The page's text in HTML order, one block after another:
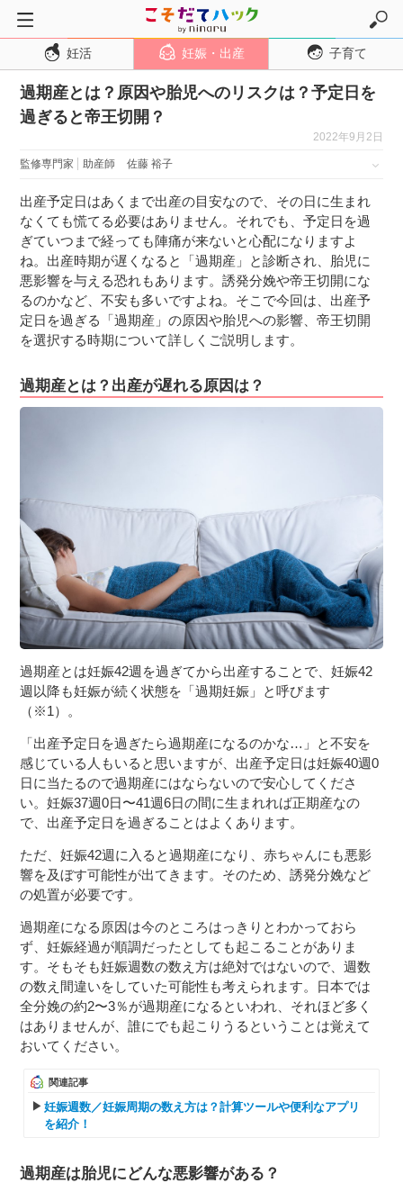
トップページ
妊活
妊娠・出産
妊娠中期
妊娠後期
出産
子育て・育児
０歳児
２歳児
妊活 妊娠・出産 子育て
過期産とは？原因や胎児へのリスクは？予定日を
過ぎると帝王切開？
2022年9月2日
監修専門家 助産師 佐藤 裕子
出産予定日はあくまで出産の目安なので、その日に生まれ
なくても慌てる必要はありません。それでも、予定日を過
ぎていつまで経っても陣痛が来ないと心配になりますよ
ね。出産時期が遅くなると「過期産」と診断され、胎児に
悪影響を与える恐れもあります。誘発分娩や帝王切開にな
るのかなど、不安も多いですよね。そこで今回は、出産予
定日を過ぎる「過期産」の原因や胎児への影響、帝王切開
を選択する時期について詳しくご説明します。
過期産とは？出産が遅れる原因は？
過期産とは妊娠42週を過ぎてから出産することで、妊娠42
週以降も妊娠が続く状態を「過期妊娠」と呼びます
（※1）。
「出産予定日を過ぎたら過期産になるのかな…」と不安を
感じている人もいると思いますが、出産予定日は妊娠40週0
日に当たるので過期産にはならないので安心してくださ
い。妊娠37週0日〜41週6日の間に生まれれば正期産なの
で、出産予定日を過ぎることはよくあります。
ただ、妊娠42週に入ると過期産になり、赤ちゃんにも悪影
響を及ぼす可能性が出てきます。そのため、誘発分娩など
の処置が必要です。
過期産になる原因は今のところはっきりとわかっておら
ず、妊娠経過が順調だったとしても起こることがありま
す。そもそも妊娠週数の数え方は絶対ではないので、週数
の数え間違いをしていた可能性も考えられます。日本では
全分娩の約2〜3％が過期産になるといわれ、それほど多く
はありませんが、誰にでも起こりうるということは覚えて
おいてください。
関連記事
妊娠週数／妊娠周期の数え方は？計算ツールや便利なアプリ
を紹介！
過期産は胎児にどんな悪影響がある？